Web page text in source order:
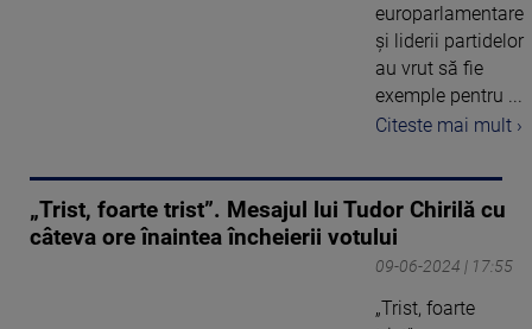
europarlamentare
și liderii partidelor
au vrut să fie
exemple pentru ...
Citeste mai mult ›
„Trist, foarte trist”. Mesajul lui Tudor Chirilă cu
câteva ore înaintea încheierii votului
09-06-2024 | 17:55
„Trist, foarte